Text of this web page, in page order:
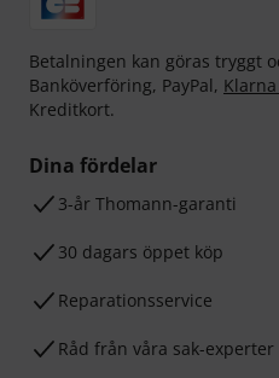
Betalningen kan göras tryggt
Banköverföring, PayPal,
Kreditkort.
Dina fördelar
3-år Thomann-garanti
30 dagars öppet köp
Reparationsservice
Råd från våra sak-experter